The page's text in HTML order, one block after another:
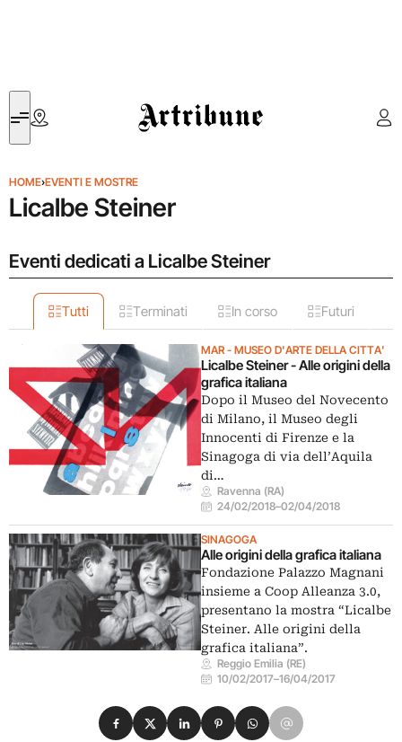
Artribune
HOME›EVENTI E MOSTRE
Licalbe Steiner
Eventi dedicati a Licalbe Steiner
Tutti Terminati In corso Futuri
MAR - MUSEO D'ARTE DELLA CITTA'
Licalbe Steiner - Alle origini della
grafica italiana
Dopo il Museo del Novecento
di Milano, il Museo degli
Innocenti di Firenze e la
Sinagoga di via dell’Aquila
di…
Ravenna (RA)
24/02/2018–02/04/2018
SINAGOGA
Alle origini della grafica italiana
Fondazione Palazzo Magnani
insieme a Coop Alleanza 3.0,
presentano la mostra “Licalbe
Steiner. Alle origini della
grafica italiana”.
Reggio Emilia (RE)
10/02/2017–16/04/2017
Condividi su Facebook
Condividi su X
Condividi su LinkedIn
Condividi su Pinterest
Condividi su WhatsApp
Condividi su Email